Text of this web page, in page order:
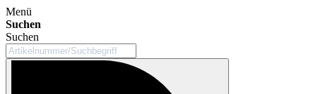
Menü
Suchen
Suchen